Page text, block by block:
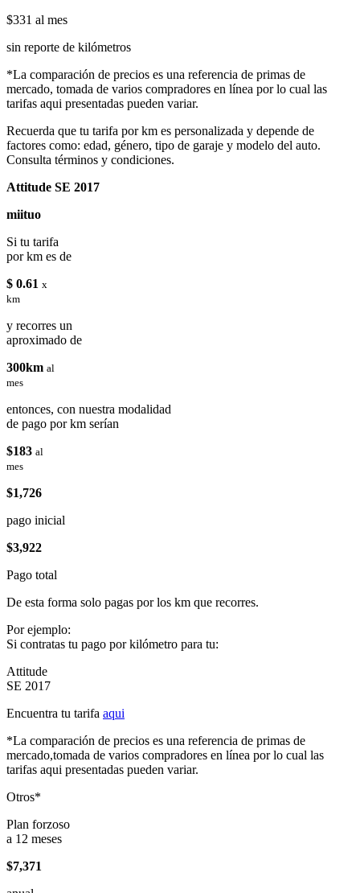
$331 al mes
sin reporte de kilómetros
*La comparación de precios es una referencia de primas de
mercado, tomada de varios compradores en línea por lo cual las
tarifas aqui presentadas pueden variar.
Recuerda que tu tarifa por km es personalizada y depende de
factores como: edad, género, tipo de garaje y modelo del auto.
Consulta términos y condiciones.
Attitude SE 2017
miituo
Si tu tarifa
por km es de
$ 0.61 x
km
y recorres un
aproximado de
300km al
mes
entonces, con nuestra modalidad
de pago por km serían
$183 al
mes
$1,726
pago inicial
$3,922
Pago total
De esta forma solo pagas por los km que recorres.
Por ejemplo:
Si contratas tu pago por kilómetro para tu:
Attitude
SE 2017
Encuentra tu tarifa aqui
*La comparación de precios es una referencia de primas de
mercado,tomada de varios compradores en línea por lo cual las
tarifas aqui presentadas pueden variar.
Otros*
Plan forzoso
a 12 meses
$7,371